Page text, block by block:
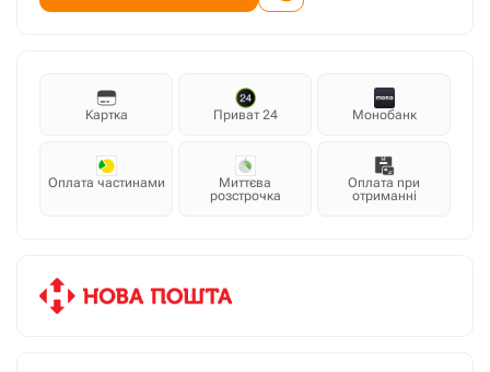
Картка Приват 24 Монобанк
Оплата частинами
Миттєва
розстрочка
Оплата при
отриманні